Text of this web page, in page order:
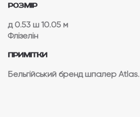
Розмір
д 0.53ш 10.05 м
Флізелін
Примітки
Бельгійський бренд шпалер Atlas.